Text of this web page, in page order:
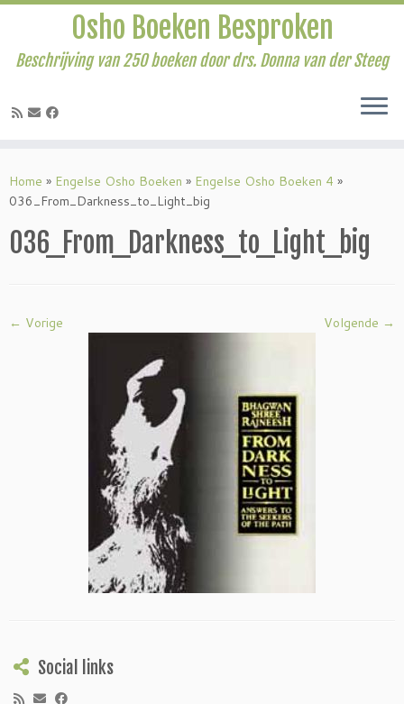
naar
inhoud
Osho Boeken Besproken
Beschrijving van 250 boeken door drs. Donna van der Steeg
Home » Engelse Osho Boeken » Engelse Osho Boeken 4 »
036_From_Darkness_to_Light_big
036_From_Darkness_to_Light_big
← Vorige Volgende →
Social links